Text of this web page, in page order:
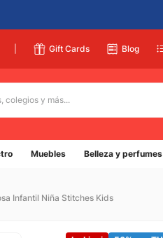
Gift Cards Blog
colegios y más...
Muebles Belleza y perfumes
Infantil Niña Stitches Kids